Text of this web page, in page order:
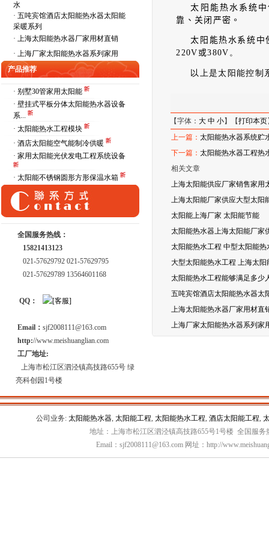
水
· 五吨宾馆酒店太阳能热水器太阳能
采暖系列
· 上海太阳能热水器厂家用材直销
· 上海厂家太阳能热水器系列家用
产品推荐
· 别墅30管家用太阳能
· 壁挂式平板分体太阳能热水器设备
系...
· 太阳能热水工程模块
· 酒店太阳能空气能制冷供暖
· 家用太阳能光伏发电工程系统设备
· 太阳能不锈钢圆形方形保温水箱
全国服务热线：
15821413123
021-57629792 021-57629795
021-57629789 13564601168
QQ：
Email： sjf2008111@163.com
http://www.meishuanglian.com
工厂地址:
上海市松江区泗泾镇高技路655号 绿
亮科创园1号楼
太阳能热水系统
靠、关闭严密。
太阳能热水系统中
220V 或380V 。
以上是太阳能控制
【字体：大 中 小】【打印本页
上一篇：太阳能热水器系统贮
下一篇：太阳能热水器工程热
相关文章
上海太阳能供应厂家销售家用
上海太阳能厂家供应大型太阳
太阳能上海厂家 太阳能节能
太阳能热水器上海太阳能厂家
太阳能热水工程 中型太阳能热
大型太阳能热水工程 上海太阳
太阳能热水工程能够满足多少
五吨宾馆酒店太阳能热水器太
上海太阳能热水器厂家用材直
上海厂家太阳能热水器系列家
公司业务: 太阳能热水器, 太阳能工程, 太阳能热水工程, 酒店太阳能工程,
地址：上海市松江区泗泾镇高技路655号1号楼 全国服务
Email：sjf2008111@163.com 网址：http://